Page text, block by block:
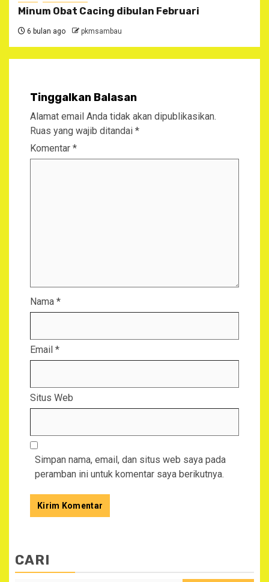
Minum Obat Cacing dibulan Februari
6 bulan ago pkmsambau
Tinggalkan Balasan
Alamat email Anda tidak akan dipublikasikan.
Ruas yang wajib ditandai *
Komentar *
Nama *
Email *
Situs Web
Simpan nama, email, dan situs web saya pada
peramban ini untuk komentar saya berikutnya.
CARI